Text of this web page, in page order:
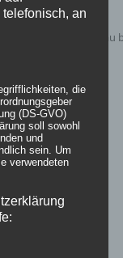
an
die
(DS-GVO)
soll sowohl
und
sein. Um
verwendeten